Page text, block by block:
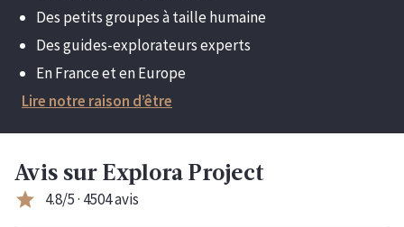
Des petits groupes à taille humaine
Des guides-explorateurs experts
En France et en Europe
Lire notre raison d’être
Avis sur Explora Project
star 4.8/5 · 4504 avis